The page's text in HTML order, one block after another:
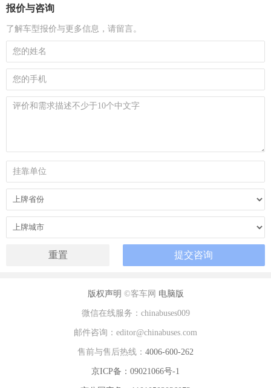
报价与咨询
了解车型报价与更多信息，请留言。
版权声明 ©客车网 电脑版
微信在线服务：chinabuses009
邮件咨询：editor@chinabuses.com
售前与售后热线： 4006-600-262
京ICP备：09021066号-1